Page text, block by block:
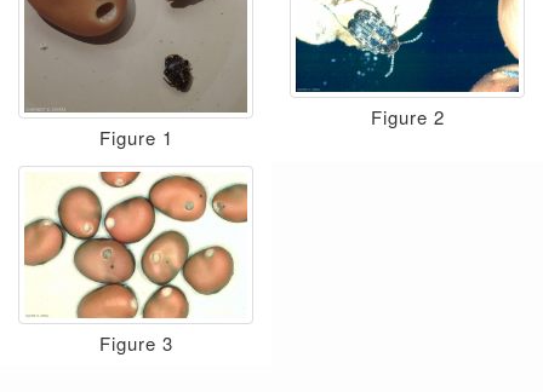
Figure 1
Figure 2
Figure 3